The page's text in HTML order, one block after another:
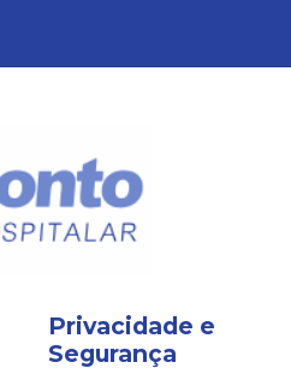
Privacidade e
Segurança